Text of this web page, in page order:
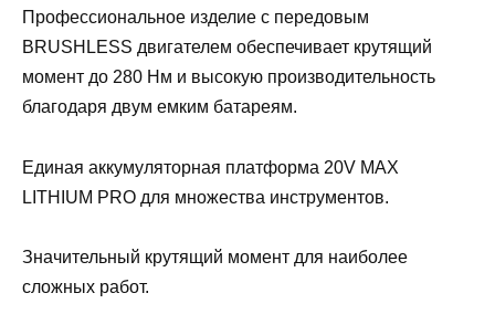
Профессиональное изделие с передовым
BRUSHLESS двигателем обеспечивает крутящий
момент до 280 Нм и высокую производительность
благодаря двум емким батареям.
Единая аккумуляторная платформа 20V MAX
LITHIUM PRO для множества инструментов.
Значительный крутящий момент для наиболее
сложных работ.